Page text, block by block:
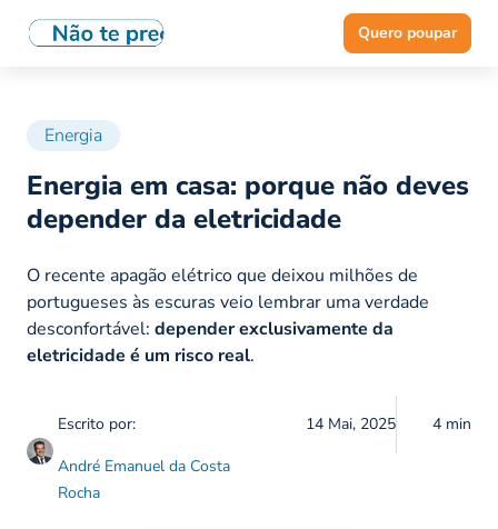
Quero poupar
Energia
Energia em casa: porque não deves
depender da eletricidade
Escrito por:
André Emanuel da Costa
Rocha
14 Mai, 2025 4 min
O recente apagão elétrico que deixou milhões de
portugueses às escuras veio lembrar uma verdade
desconfortável: depender exclusivamente da
eletricidade é um risco real.